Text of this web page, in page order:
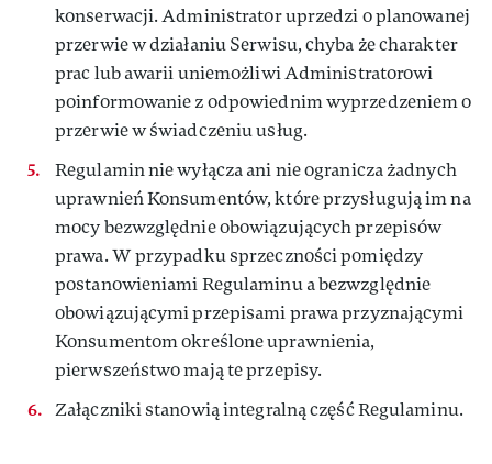
konserwacji. Administrator uprzedzi o planowanej
przerwie w działaniu Serwisu, chyba że charakter
prac lub awarii uniemożliwi Administratorowi
poinformowanie z odpowiednim wyprzedzeniem o
przerwie w świadczeniu usług.
Regulamin nie wyłącza ani nie ogranicza żadnych
uprawnień Konsumentów, które przysługują im na
mocy bezwzględnie obowiązujących przepisów
prawa. W przypadku sprzeczności pomiędzy
postanowieniami Regulaminu a bezwzględnie
obowiązującymi przepisami prawa przyznającymi
Konsumentom określone uprawnienia,
pierwszeństwo mają te przepisy.
Załączniki stanowią integralną część Regulaminu.